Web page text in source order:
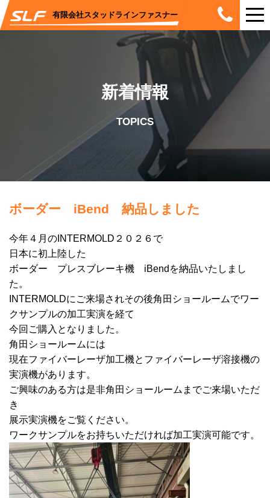
有限会社スタッドラインファスナー
新着情報
TOPICS
ボーダー iBend 納品しました
今年４月のINTERMOLD２０２６で
日本に初上陸した
ボーダー プレスブレーキ機 iBendを納品いたしまし
た。
INTERMOLDにご来場されその後角田ショールームでワー
クサンプルの加工実演を経て
今回ご購入となりました。
角田ショールームには
現在ファイバーレーザ加工機とファイバーレーザ溶接機の
実演機があります。
ご興味のある方は是非角田ショールームまでご来場いただ
き
展示実演機をご覧ください。
ワークサンプルをお持ちいただければ加工実演可能です。